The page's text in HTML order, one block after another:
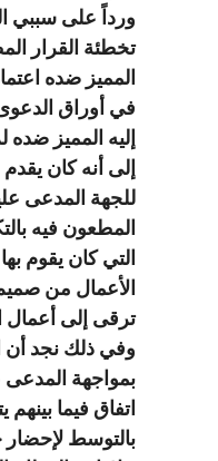
ورداً على سببي
تخطئة القرار
المميز ضده
في أوراق
إليه المميز
إلى أنه كان
للجهة المدعى
المطعون فيه
التي كان يقوم
الأعمال من
ترقى إلى أعمال
وفي ذلك نجد
بمواجهة المدعى
اتفاق فيما
بالتوسط لإحضار